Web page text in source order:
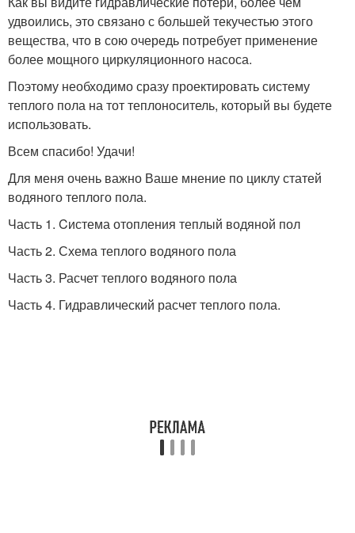
удвоились, это связано с большей текучестью этого
вещества, что в сою очередь потребует применение
более мощного циркуляционного насоса.
Поэтому необходимо сразу проектировать систему
теплого пола на тот теплоноситель, который вы будете
использовать.
Всем спасибо! Удачи!
Для меня очень важно Ваше мнение по циклу статей
водяного теплого пола.
Часть 1. Cистема отопления теплый водяной пол
Часть 2. Схема теплого водяного пола
Часть 3. Расчет теплого водяного пола
Часть 4. Гидравлический расчет теплого пола.